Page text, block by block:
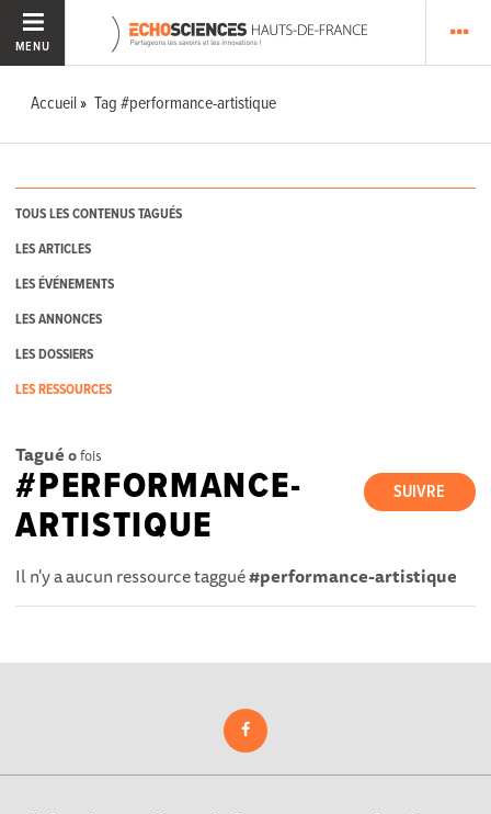
MENU
Accueil Tag #performance-artistique
TOUS LES CONTENUS TAGUÉS
LES ARTICLES
LES ÉVÉNEMENTS
LES ANNONCES
LES DOSSIERS
LES RESSOURCES
Tagué 0fois
SUIVRE
#PERFORMANCE-
ARTISTIQUE
Il n'y a aucun ressource taggué#performance-artistique